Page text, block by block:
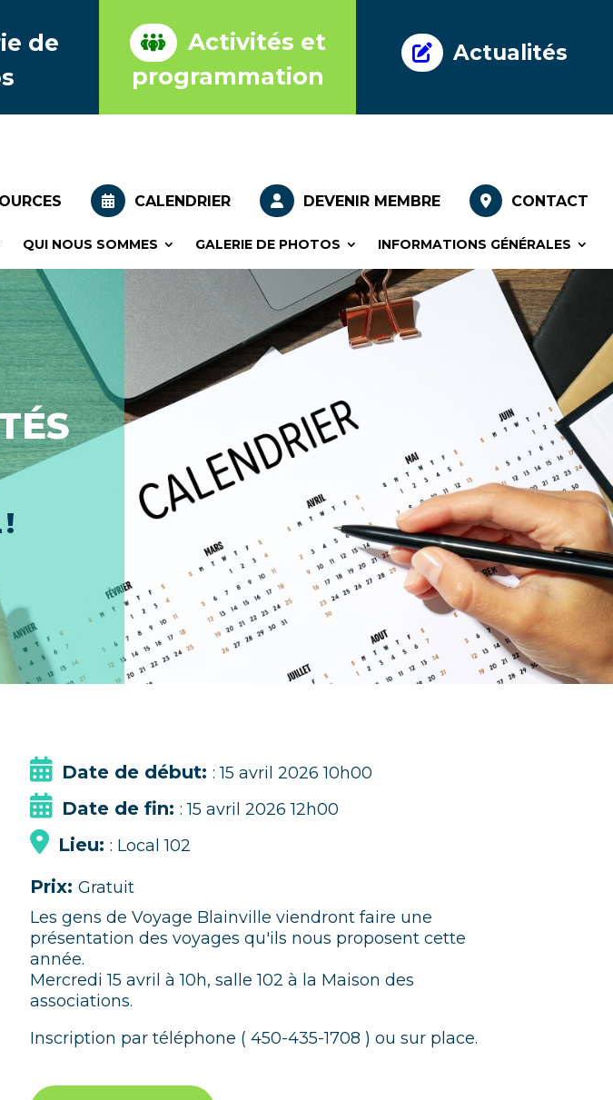
de
Activités et
programmation
Actualités
Journal l’ambiance
Journal l’ambiance
CALENDRIER DEVENIR MEMBRE CONTACT
QUI NOUS SOMMES GALERIE DE PHOTOS INFORMATIONS GÉNÉRALES
Date de début: : 15 avril 2026 10h00
Date de fin: : 15 avril 2026 12h00
Lieu: : Local 102
Prix: Gratuit
Les gens de Voyage Blainville viendront faire une
présentation des voyages qu'ils nous proposent cette
année.
Mercredi 15 avril à 10h, salle 102 à la Maison des
associations.
Inscription par téléphone ( 450-435-1708 ) ou sur place.